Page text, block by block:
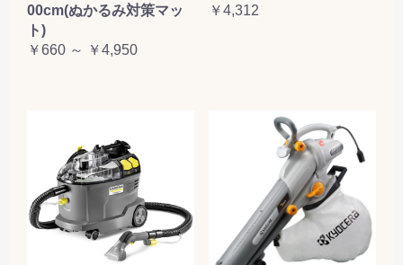
00cm(ぬかるみ対策マッ
ト)
￥660 ～ ￥4,950
￥4,312